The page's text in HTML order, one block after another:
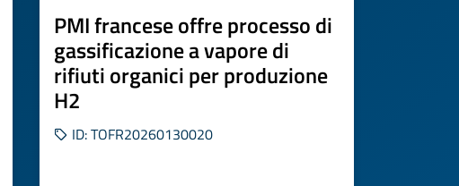
PMI francese offre processo di
gassificazione a vapore di
rifiuti organici per produzione
H2
ID: TOFR20260130020